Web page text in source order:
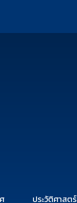
ประวัติศาสตร์